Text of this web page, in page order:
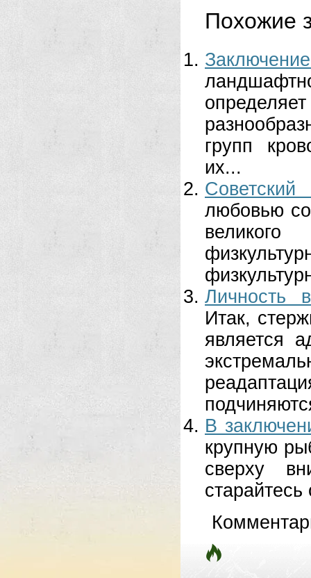
Похожие
групп
их...
любовью
Личность
Итак,
является
В
крупную
сверху
старайтесь